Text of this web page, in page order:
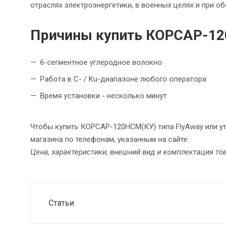
отраслях электроэнергетики, в военных целях и при
Причины купить КОРСАР-
6-сегментное углеродное волокно
Работа в C- / Ku-диапазоне любого оператора
Время установки - несколько минут
Чтобы купить КОРСАР-120НСМ(КУ) типа FlyAway или
магазина по телефонам, указанным на сайте.
Цена, характеристики, внешний вид и комплектация
Статьи